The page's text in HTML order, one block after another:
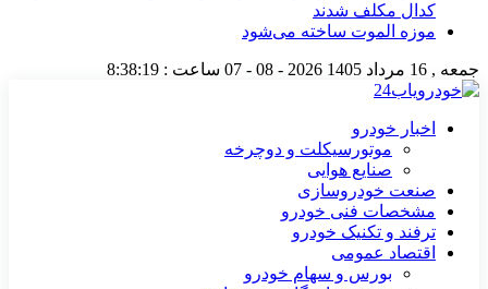
کدال مکلف شدند
موزه الموت ساخته می‌شود
جمعه , 16 مرداد 1405 2026 - 08 - 07 ساعت : 8:38:19
اخبار خودرو
موتورسیکلت و دوچرخه
صنایع هوایی
صنعت خودروسازی
مشخصات فنی خودرو
ترفند و تکنیک خودرو
اقتصاد عمومی
بورس و سهام خودرو